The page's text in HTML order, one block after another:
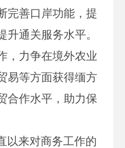
完善口岸功能，提
升通关服务水平。
，力争在境外农业
易等方面获得缅方
合作水平，助力保
以来对商务工作的